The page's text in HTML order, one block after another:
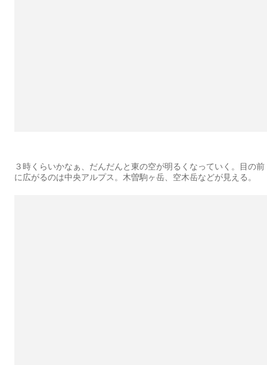
３時くらいかなぁ、だんだんと東の空が明るくなっていく。目の前
に広がるのは中央アルプス。木曽駒ヶ岳、空木岳などが見える。